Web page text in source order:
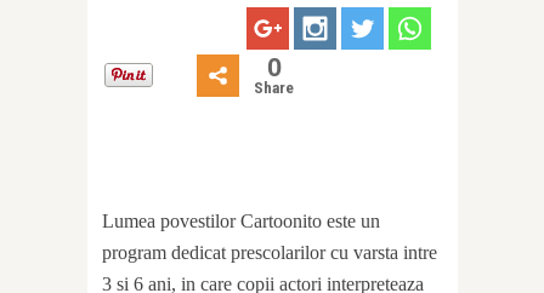
0
Share
Lumea povestilor Cartoonito este un
program dedicat prescolarilor cu varsta intre
3 si 6 ani, in care copii actori interpreteaza